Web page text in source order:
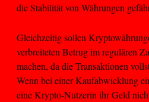
die Stabilität von Währungen
Gleichzeitig sollen
verbreiteten Betrug im regulären
machen, da die Transaktionen
Wenn bei einer Kaufabwicklung
eine Krypto-Nutzerin ihr Geld